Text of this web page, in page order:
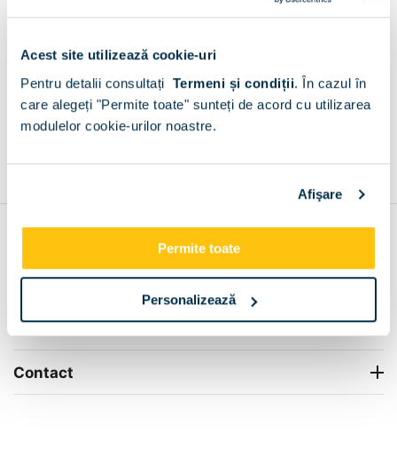
Acest site utilizează cookie-uri
Pentru detalii consultați Termeni și condiții. În cazul în
care alegeți "Permite toate" sunteți de acord cu utilizarea
modulelor cookie-urilor noastre.
Afişare
Permite toate
Personalizează
Miristea
+
Info Center
Livrare
Contact